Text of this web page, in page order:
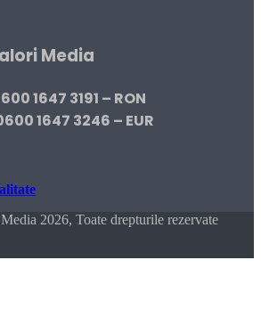
Media
1647 3191 – RON
1647 3246 – EUR
2026, Toate drepturile rezervate